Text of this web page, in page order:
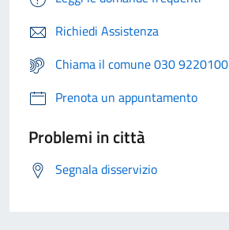
Richiedi Assistenza
Chiama il comune 030 9220100
Prenota un appuntamento
Problemi in città
Segnala disservizio